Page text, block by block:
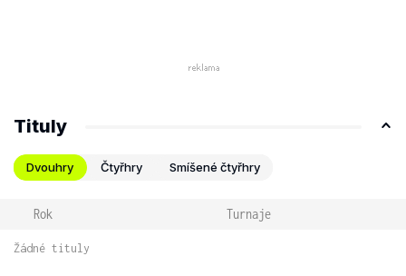
Tituly
Dvouhry Čtyřhry Smíšené čtyřhry
Rok Turnaje
Žádné tituly